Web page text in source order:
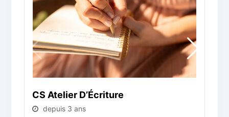
CS Atelier D’Écriture
depuis 3 ans